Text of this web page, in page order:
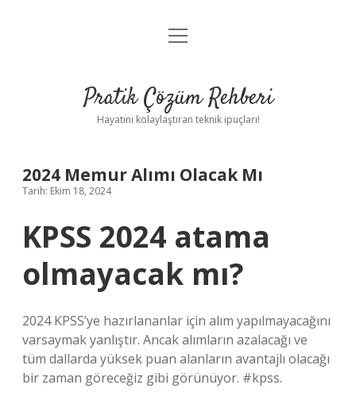
Anasayfa
Yasal Uyarı
menüyü
Pratik Çözüm Rehberi
Hayatını kolaylaştıran teknik ipuçları!
2024 Memur Alımı Olacak Mı
Tarih: Ekim 18, 2024
KPSS 2024 atama
olmayacak mı?
2024 KPSS’ye hazırlananlar için alım yapılmayacağını
varsaymak yanlıştır. Ancak alımların azalacağı ve
tüm dallarda yüksek puan alanların avantajlı olacağı
bir zaman göreceğiz gibi görünüyor. #kpss.